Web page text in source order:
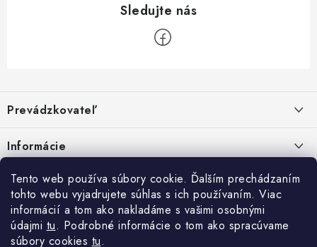
Tento web používa súbory cookie. Ďalším prechádzaním
tohto webu vyjadrujete súhlas s ich používaním. Viac
informácií a tom ako nakladáme s vašimi osobnými
údajmi tu. Podrobné informácie o tom ako spracúvame
súbory cookies tu.
p
ä
t
Prevádzkovateľ
Malinová 49
IČO: 34670602
DIČ: 1020448297
IČ DPH: SK1020448297
Informácie
Kontakty
Doprava a platba
Obchodné podmienky
Facebook